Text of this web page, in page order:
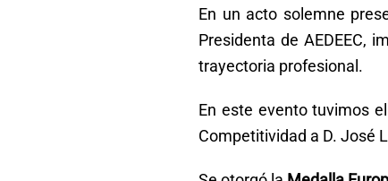
En un acto solemne
Presidenta de AEDEEC,
trayectoria profesional.
En este evento tuvimos
Competitividad a D. José